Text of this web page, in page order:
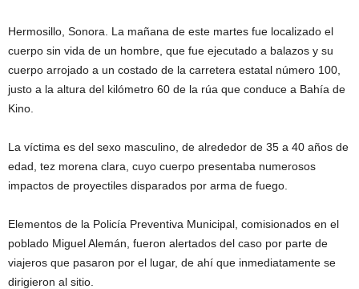
Hermosillo, Sonora. La mañana de este martes fue localizado el
cuerpo sin vida de un hombre, que fue ejecutado a balazos y su
cuerpo arrojado a un costado de la carretera estatal número 100,
justo a la altura del kilómetro 60 de la rúa que conduce a Bahía de
Kino.
La víctima es del sexo masculino, de alrededor de 35 a 40 años de
edad, tez morena clara, cuyo cuerpo presentaba numerosos
impactos de proyectiles disparados por arma de fuego.
Elementos de la Policía Preventiva Municipal, comisionados en el
poblado Miguel Alemán, fueron alertados del caso por parte de
viajeros que pasaron por el lugar, de ahí que inmediatamente se
dirigieron al sitio.